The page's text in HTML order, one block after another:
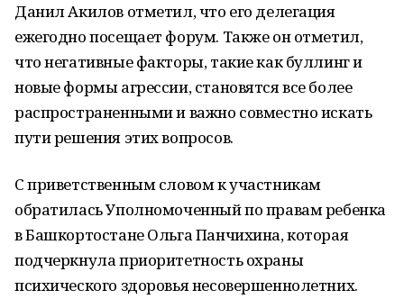
Данил Акилов отметил, что его делегация
ежегодно посещает форум. Также он отметил,
что негативные факторы, такие как буллинг и
новые формы агрессии, становятся все более
распространенными и важно совместно искать
пути решения этих вопросов.
С приветственным словом к участникам
обратилась Уполномоченный по правам ребенка
в Башкортостане Ольга Панчихина, которая
подчеркнула приоритетность охраны
психического здоровья несовершеннолетних.